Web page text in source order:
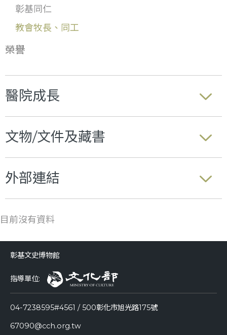
彰基同仁
教會牧長、同工
榮譽
醫院成長
文物/文件及藏書
外部連結
目前沒有資料
彰基文史博物館
指導單位:
04-7238595#4561 / 500彰化市旭光路175號
67090@cch.org.tw